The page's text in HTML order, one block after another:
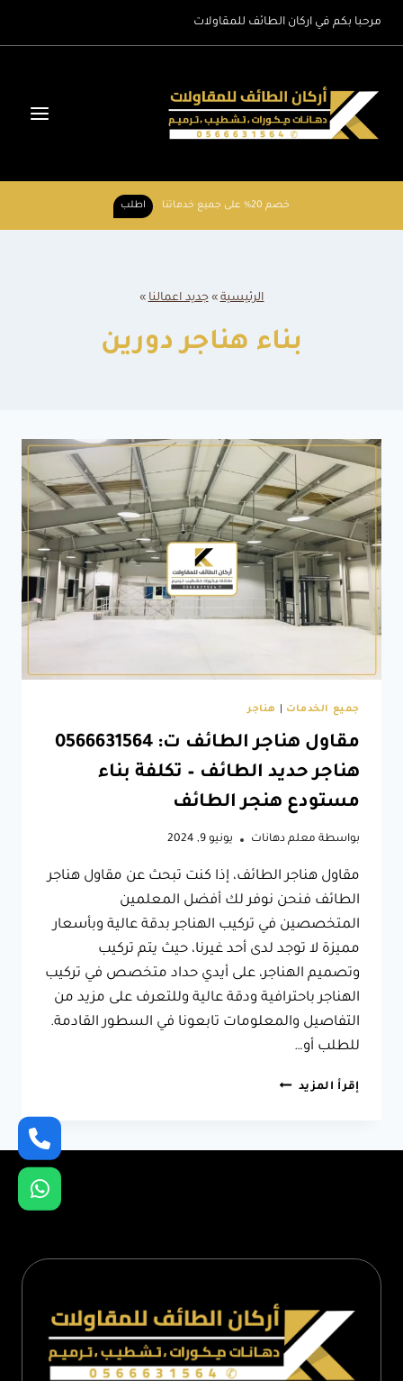
مرحبا بكم في اركان الطائف للمقاولات
خصم 20% على جميع خدماتنا اطلب
الرئيسية »جديد اعمالنا »
بناء هناجر دورين
جميع الخدمات هناجر
مقاول هناجر الطائف ت: 0566631564
هناجر حديد الطائف – تكلفة بناء
مستودع هنجر الطائف
بواسطة معلم دهانات يونيو 9, 2024
مقاول هناجر الطائف، إذا كنت تبحث عن مقاول هناجر
الطائف فنحن نوفر لك أفضل المعلمين
المتخصصين في تركيب الهناجر بدقة عالية وبأسعار
مميزة لا توجد لدى أحد غيرنا، حيث يتم تركيب
وتصميم الهناجر، على أيدي حداد متخصص في تركيب
الهناجر باحترافية ودقة عالية وللتعرف على مزيد من
التفاصيل والمعلومات تابعونا في السطور القادمة.
للطلب أو…
إقرأ المزيد مقاول
هنجر
الطائف